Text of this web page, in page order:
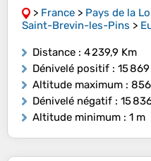
> France > Pays de la
Saint-Brevin-les-Pins >
Distance : 4 239,9 Km
Dénivelé positif : 15
Altitude maximum :
Dénivelé négatif : 15
Altitude minimum : 1 m